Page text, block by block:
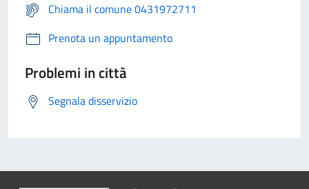
Chiama il comune 0431972711
Prenota un appuntamento
Problemi in città
Segnala disservizio